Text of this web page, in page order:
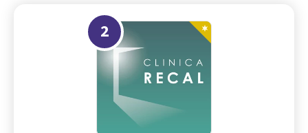
2